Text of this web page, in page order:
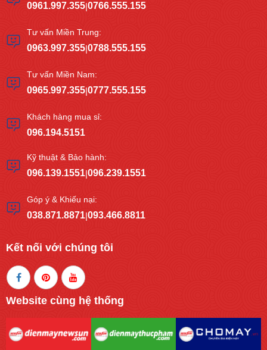
0961.997.355|0766.555.155
Tư vấn Miền Trung:
0963.997.355|0788.555.155
Tư vấn Miền Nam:
0965.997.355|0777.555.155
Khách hàng mua sỉ:
096.194.5151
Kỹ thuật & Bảo hành:
096.139.1551|096.239.1551
Góp ý & Khiếu nại:
038.871.8871|093.466.8811
Kết nối với chúng tôi
Website cùng hệ thống